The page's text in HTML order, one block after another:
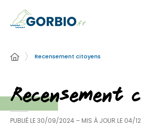
Recensement citoyens
Recensement
PUBLIÉ LE30/09/2024 – MIS À JOUR LE 04/